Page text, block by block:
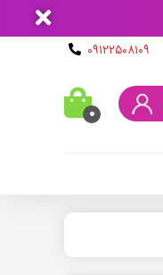
۰۹۱۲۲۵۰۸۱۰۹
۰